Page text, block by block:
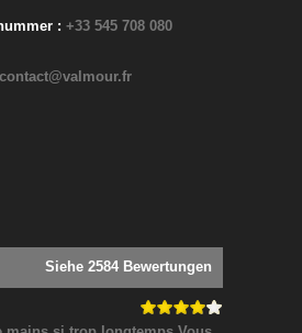
:+33 545 708 080
contact@valmour.fr
Siehe 2584 Bewertungen